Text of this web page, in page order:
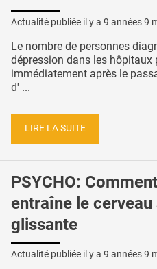
Actualité publiée il y a 9 années 9
Le nombre de personnes
dépression dans les
immédiatement après le
d' ...
LIRE LA SUITE
PSYCHO:
entraîne le cerveau
glissante
Actualité publiée il y a 9 années 9